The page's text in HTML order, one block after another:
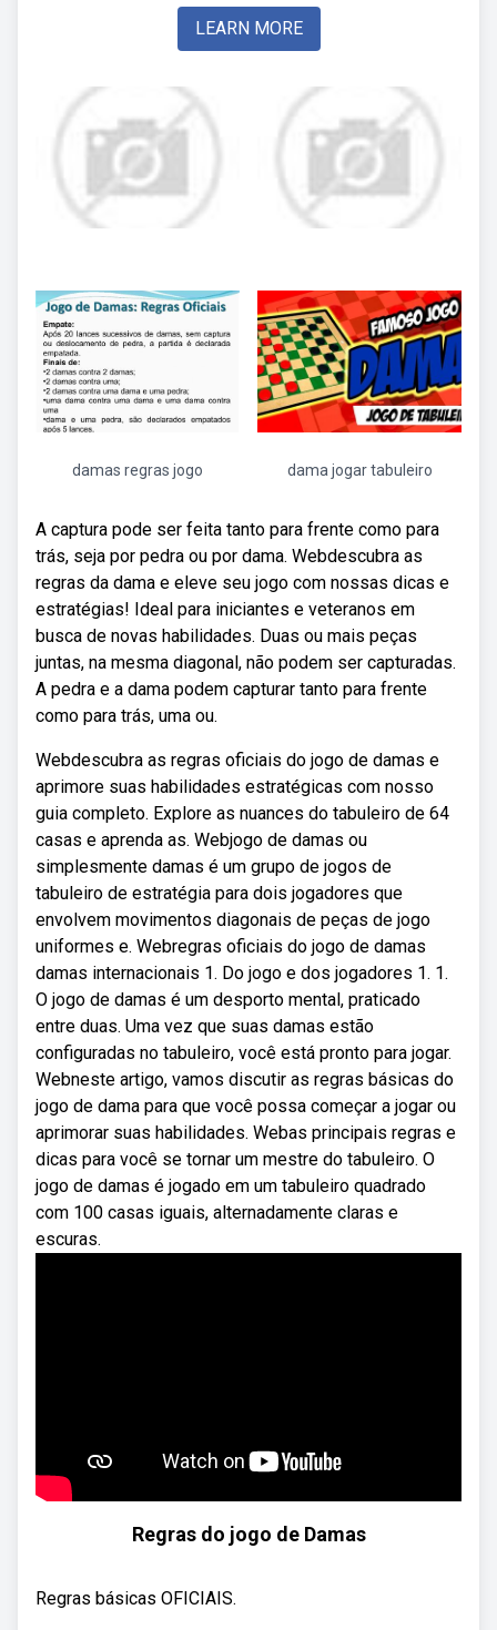
LEARN MORE
damas regras jogo dama jogar tabuleiro
A captura pode ser feita tanto para frente como para
trás, seja por pedra ou por dama. Webdescubra as
regras da dama e eleve seu jogo com nossas dicas e
estratégias! Ideal para iniciantes e veteranos em
busca de novas habilidades. Duas ou mais peças
juntas, na mesma diagonal, não podem ser capturadas.
A pedra e a dama podem capturar tanto para frente
como para trás, uma ou.
Webdescubra as regras oficiais do jogo de damas e
aprimore suas habilidades estratégicas com nosso
guia completo. Explore as nuances do tabuleiro de 64
casas e aprenda as. Webjogo de damas ou
simplesmente damas é um grupo de jogos de
tabuleiro de estratégia para dois jogadores que
envolvem movimentos diagonais de peças de jogo
uniformes e. Webregras oficiais do jogo de damas
damas internacionais 1. Do jogo e dos jogadores 1. 1.
O jogo de damas é um desporto mental, praticado
entre duas. Uma vez que suas damas estão
configuradas no tabuleiro, você está pronto para jogar.
Webneste artigo, vamos discutir as regras básicas do
jogo de dama para que você possa começar a jogar ou
aprimorar suas habilidades. Webas principais regras e
dicas para você se tornar um mestre do tabuleiro. O
jogo de damas é jogado em um tabuleiro quadrado
com 100 casas iguais, alternadamente claras e
escuras.
Regras do jogo de Damas
Regras básicas OFICIAIS.